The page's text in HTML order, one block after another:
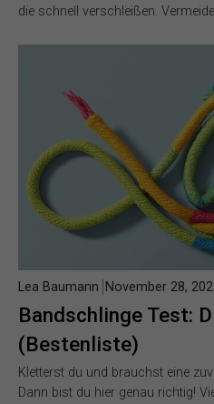
die schnell verschleißen.
Bandschlinge Test:
(Bestenliste)
Lea Baumann November 28,
Kletterst du und brauchst eine
Dann bist du hier genau richtig!